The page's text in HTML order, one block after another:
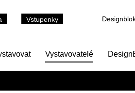
Vstupenky
Vystavovatelé